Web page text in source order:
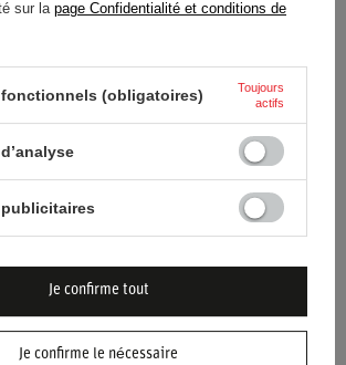
Salopette
Unisex
sur la page Confidentialité et conditions de
(obligatoires)
Toujours
actifs
Je confirme le nécessaire
Je confirme tout